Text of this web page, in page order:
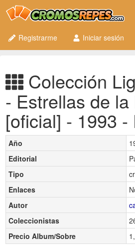
Registrarme
Iniciar sesión
Colección
- Estrellas de la
[oficial] - 1993 -
Año
Editorial
Tipo
Enlaces
Autor
Coleccionistas
Precio Album/Sobre